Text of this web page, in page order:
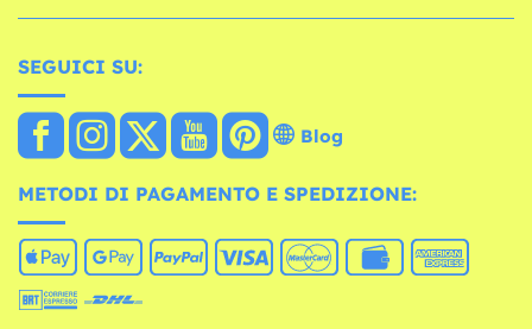
SEGUICI SU:
Blog
METODI DI PAGAMENTO E SPEDIZIONE: